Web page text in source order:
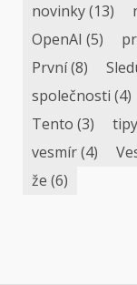
novinky(13)
OpenAI (5)
První(8)
společnosti (4)
Tento (3) tipy
vesmír(4)
že (6)